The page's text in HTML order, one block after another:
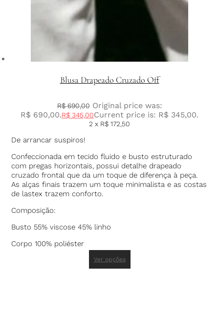
Blusa Drapeado Cruzado Off
R$690,00 Original price was:
R$ 690,00.R$ 345,00Current price is: R$ 345,00.
2 x R$ 172,50
De arrancar suspiros!
Confeccionada em tecido fluido e busto estruturado
com pregas horizontais, possui detalhe drapeado
cruzado frontal que da um toque de diferença à peça.
As alças finais trazem um toque minimalista e as costas
de lastex trazem conforto.
Composição:
Busto 55% viscose 45% linho
Corpo 100% poliéster
Ver opções